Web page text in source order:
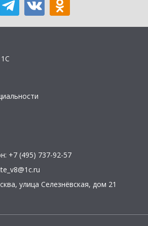
+7 (495) 737-92-57
, улица Селезнёвская, дом 21